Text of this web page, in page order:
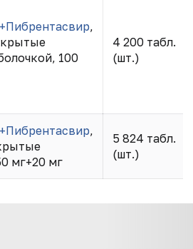
,
100
4 200 табл.
(шт.)
,
мг+20 мг
5 824 табл.
(шт.)